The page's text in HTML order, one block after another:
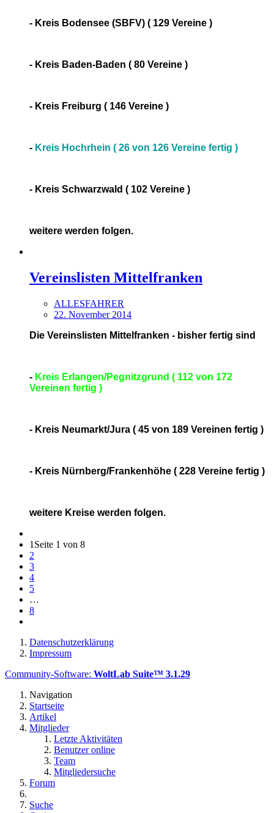
- Kreis Bodensee (SBFV) ( 129 Vereine )
- Kreis Baden-Baden ( 80 Vereine )
- Kreis Freiburg ( 146 Vereine )
- Kreis Hochrhein ( 26 von 126 Vereine fertig )
- Kreis Schwarzwald ( 102 Vereine )
weitere werden folgen.
Vereinslisten Mittelfranken
ALLESFAHRER
22. November 2014
Die Vereinslisten Mittelfranken - bisher fertig sind
- Kreis Erlangen/Pegnitzgrund ( 112 von 172
Vereinen fertig )
- Kreis Neumarkt/Jura ( 45 von 189 Vereinen fertig )
- Kreis Nürnberg/Frankenhöhe ( 228 Vereine fertig )
weitere Kreise werden folgen.
1 Seite 1 von 8
2
3
4
5
…
8
Datenschutzerklärung
Impressum
Community-Software: WoltLab Suite™ 3.1.29
Navigation
Startseite
Artikel
Mitglieder
Letzte Aktivitäten
Benutzer online
Team
Mitgliedersuche
Forum
Suche